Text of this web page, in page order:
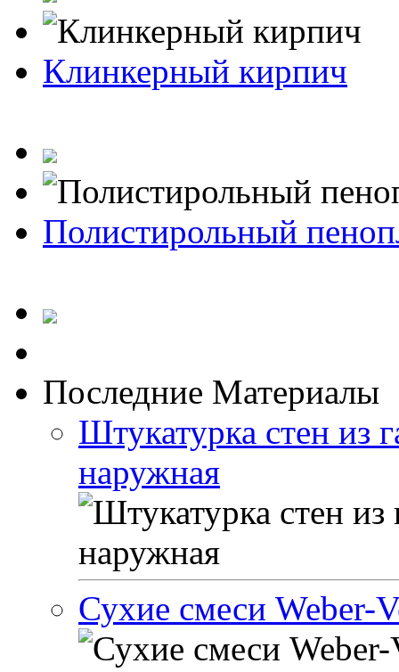
Клинкерный кирпич
Полистирольный
Последние Материалы
Штукатурка стен из
наружная
Сухие смеси Weber-